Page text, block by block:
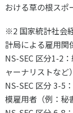
おける草の根スポ
※2 国家統計社会
計局による雇用関
NS-SEC 区分1-2
ャーナリストなど）
NS-SEC 区分3-5
模雇用者（例：秘